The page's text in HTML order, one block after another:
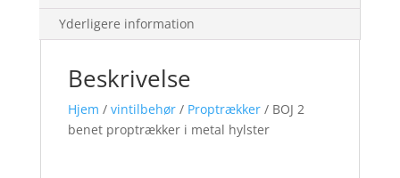
Yderligere information
Beskrivelse
Hjem / vintilbehør/ Proptrækker/ BOJ 2
benet proptrækker i metal hylster